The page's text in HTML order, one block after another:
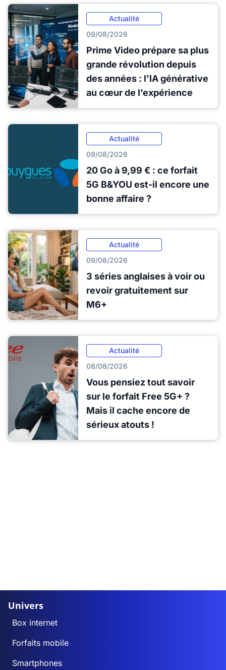
Actualité
09/08/2026
Prime Video prépare sa plus
grande révolution depuis
des années : l’IA générative
au cœur de l’expérience
Actualité
09/08/2026
20 Go à 9,99 € : ce forfait
5G B&YOU est-il encore une
bonne affaire ?
Actualité
09/08/2026
3 séries anglaises à voir ou
revoir gratuitement sur
M6+
Actualité
08/08/2026
Vous pensiez tout savoir
sur le forfait Free 5G+ ?
Mais il cache encore de
sérieux atouts !
Univers
Box internet
Forfaits mobile
Smartphones